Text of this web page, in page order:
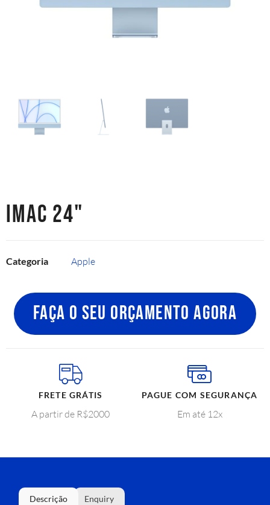
IMAC 24"
Categoria Apple
FAÇA O SEU ORÇAMENTO AGORA
FRETE GRÁTIS
A partir de R$2000
PAGUE COM SEGURANÇA
Em até 12x
Descrição Enquiry